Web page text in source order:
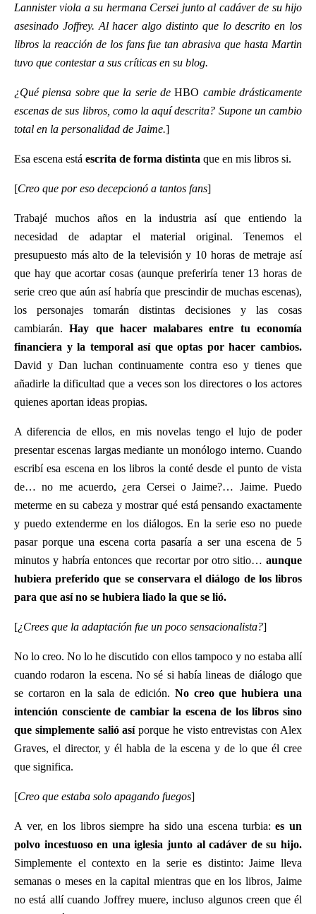
Lannister viola a su hermana Cersei junto al cadáver de su hijo
asesinado Joffrey. Al hacer algo distinto que lo descrito en los
libros la reacción de los fans fue tan abrasiva que hasta Martin
tuvo que contestar a sus críticas en su blog.
¿Qué piensa sobre que la serie deHBO cambie drásticamente
escenas de sus libros, como la aquí descrita? Supone un cambio
total en la personalidad de Jaime.]
Esa escena está escrita de forma distinta que en mis libros si.
[Creo que por eso decepcionó a tantos fans]
Trabajé muchos años en la industria así que entiendo la
necesidad de adaptar el material original. Tenemos el
presupuesto más alto de la televisión y 10 horas de metraje así
que hay que acortar cosas (aunque preferiría tener 13 horas de
serie creo que aún así habría que prescindir de muchas escenas),
los personajes tomarán distintas decisiones y las cosas
cambiarán.Hay que hacer malabares entre tu economía
financiera y la temporal así que optas por hacer cambios.
David y Dan luchan continuamente contra eso y tienes que
añadirle la dificultad que a veces son los directores o los actores
quienes aportan ideas propias.
A diferencia de ellos, en mis novelas tengo el lujo de poder
presentar escenas largas mediante un monólogo interno. Cuando
escribí esa escena en los libros la conté desde el punto de vista
de… no me acuerdo, ¿era Cersei o Jaime?… Jaime. Puedo
meterme en su cabeza y mostrar qué está pensando exactamente
y puedo extenderme en los diálogos. En la serie eso no puede
pasar porque una escena corta pasaría a ser una escena de 5
minutos y habría entonces que recortar por otro sitio… aunque
hubiera preferido que se conservara el diálogo de los libros
para que así no se hubiera liado la que se lió.
[¿Crees que la adaptación fue un poco sensacionalista?]
No lo creo. No lo he discutido con ellos tampoco y no estaba allí
cuando rodaron la escena. No sé si había lineas de diálogo que
se cortaron en la sala de edición. No creo que hubiera una
intención consciente de cambiar la escena de los libros sino
que simplemente salió asíporque he visto entrevistas con Alex
Graves, el director, y él habla de la escena y de lo que él cree
que significa.
[Creo que estaba solo apagando fuegos]
A ver, en los libros siempre ha sido una escena turbia:es un
polvo incestuoso en una iglesia junto al cadáver de su hijo.
Simplemente el contexto en la serie es distinto: Jaime lleva
semanas o meses en la capital mientras que en los libros, Jaime
no está allí cuando Joffrey muere, incluso algunos creen que él